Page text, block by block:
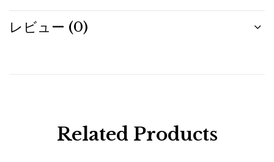
レビュー (0)
Related Products